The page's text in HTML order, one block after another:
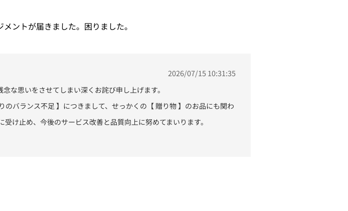
ントが届きました。困りました。
2026/07/15 10:31:35
な思いをさせてしまい深くお詫び申し上げます。
バランス不足 】につきまして、せっかくの【 贈り物 】のお品にも関わ
け止め、今後のサービス改善と品質向上に努めてまいります。